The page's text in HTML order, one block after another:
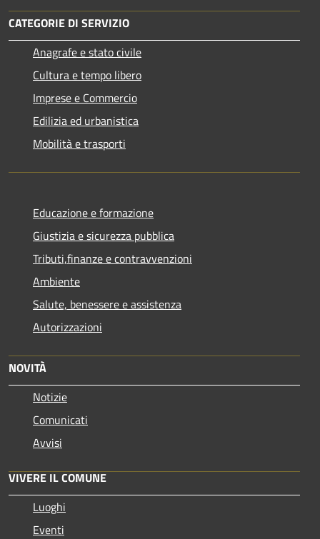
CATEGORIE DI SERVIZIO
Anagrafe e stato civile
Cultura e tempo libero
Imprese e Commercio
Edilizia ed urbanistica
Mobilità e trasporti
Educazione e formazione
Giustizia e sicurezza pubblica
Tributi,finanze e contravvenzioni
Ambiente
Salute, benessere e assistenza
Autorizzazioni
NOVITÀ
Notizie
Comunicati
Avvisi
VIVERE IL COMUNE
Luoghi
Eventi